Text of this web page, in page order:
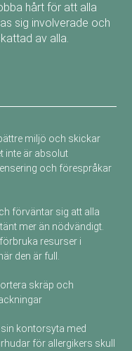
hårt för att alla
sig involverade och
av alla.
miljö och skickar
inte är absolut
och förespråkar
förväntar sig att alla
mer än nödvändigt.
resurser i
den är full.
skräp och
sin kontorsyta med
för allergikers skull